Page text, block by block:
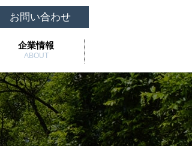
企業情報
ABOUT
お問い合わせ